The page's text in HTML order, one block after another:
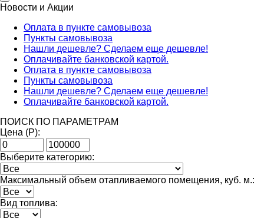
Новости и Акции
Оплата в пункте самовывоза
Пункты самовывоза
Нашли дешевле? Сделаем еще дешевле!
Оплачивайте банковской картой.
Оплата в пункте самовывоза
Пункты самовывоза
Нашли дешевле? Сделаем еще дешевле!
Оплачивайте банковской картой.
ПОИСК ПО ПАРАМЕТРАМ
Цена (Р):
Выберите категорию:
Максимальный объем отапливаемого помещения, куб. м.:
Вид топлива: